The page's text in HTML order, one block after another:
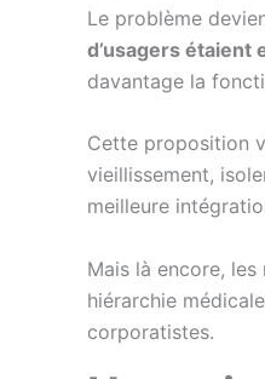
Le problème
d’usagers étaient
davantage la
Cette proposition
vieillissement,
meilleure
Mais là encore,
hiérarchie
corporatistes.